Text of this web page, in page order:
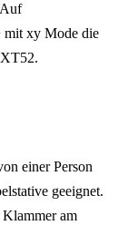
mit xy Mode die
einer Person
geeignet.
am